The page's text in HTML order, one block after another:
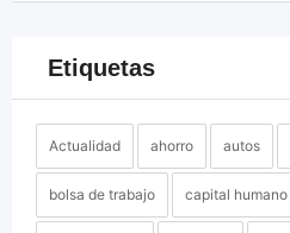
Etiquetas
Actualidad ahorro autos
bolsa de trabajo capital humano